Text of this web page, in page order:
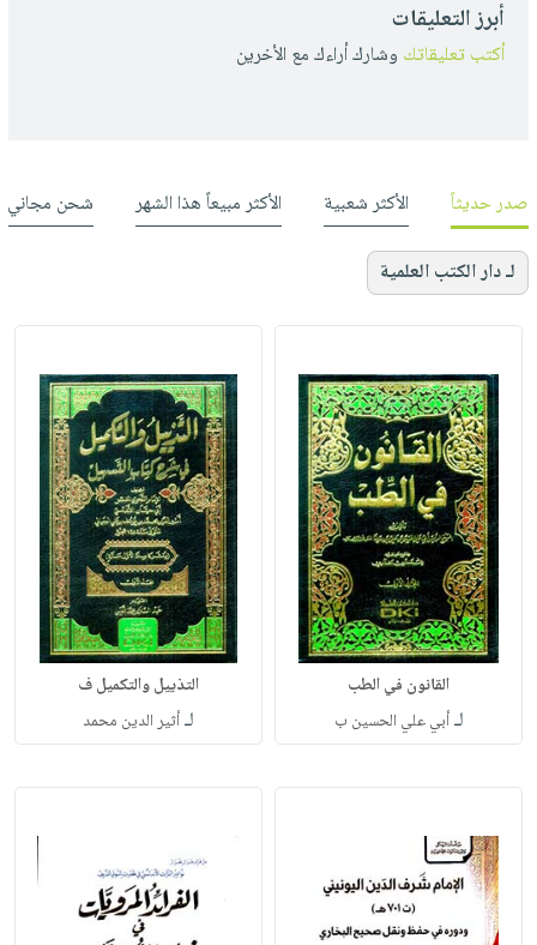
أبرز التعليقات
أكتب تعليقاتك وشارك أراءك مع الأخرين
صدر حديثاً الأكثر شعبية الأكثر مبيعاً هذا الشهر شحن مجاني
لـ دار الكتب العلمية
القانون في الطب
لـأبي علي الحسين ب
التذييل والتكميل ف
لـأثير الدين محمد